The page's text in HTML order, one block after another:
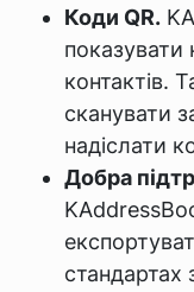
Коди QR.
показувати
контактів.
сканувати
надіслати
Добра
стандартах